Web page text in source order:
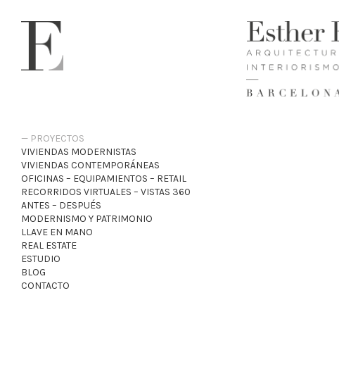
PROYECTOS
VIVIENDAS MODERNISTAS
VIVIENDAS CONTEMPORÁNEAS
OFICINAS – EQUIPAMIENTOS – RETAIL
RECORRIDOS VIRTUALES – VISTAS 360
ANTES – DESPUÉS
MODERNISMO Y PATRIMONIO
LLAVE EN MANO
REAL ESTATE
ESTUDIO
BLOG
CONTACTO